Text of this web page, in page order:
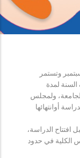
وتستمر
لمدة
ولمجلس
أوانتهائها
افتتاح الدراسة،
الكلية في حدود